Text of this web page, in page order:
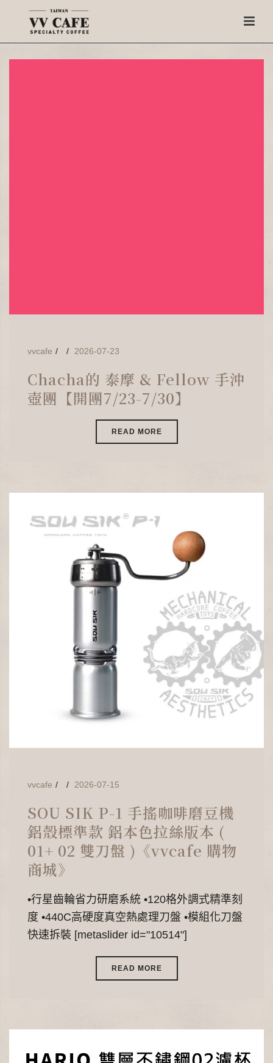
vvcafe 2026-07-23
Chacha的 泰摩 & Fellow 手沖
壺團【開團7/23-7/30】
READ MORE
vvcafe 2026-07-15
SOU SIK P-1 手搖咖啡磨豆機
鋁殼標準款 鋁本色拉絲版本 (
01+ 02 雙刀盤 )《vvcafe 購物
商城》
•行星齒輪省力研磨系統 •120格外調式精準刻
度 •440C高硬度真空熱處理刀盤 •模組化刀盤
快速拆裝 [metaslider id="10514"]
READ MORE